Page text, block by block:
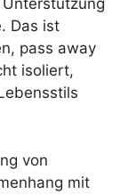
Das ist
pass away
isoliert,
von
mit